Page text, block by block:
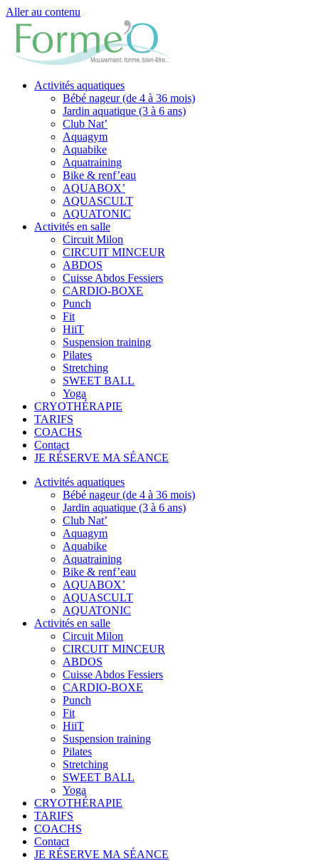
Aller au contenu
Activités aquatiques
Bébé nageur (de 4 à 36 mois)
Jardin aquatique (3 à 6 ans)
Club Nat’
Aquagym
Aquabike
Aquatraining
Bike & renf’eau
AQUABOX’
AQUASCULT
AQUATONIC
Activités en salle
Circuit Milon
CIRCUIT MINCEUR
ABDOS
Cuisse Abdos Fessiers
CARDIO-BOXE
Punch
Fit
HiiT
Suspension training
Pilates
Stretching
SWEET BALL
Yoga
CRYOTHÉRAPIE
TARIFS
COACHS
Contact
JE RÉSERVE MA SÉANCE
Activités aquatiques
Bébé nageur (de 4 à 36 mois)
Jardin aquatique (3 à 6 ans)
Club Nat’
Aquagym
Aquabike
Aquatraining
Bike & renf’eau
AQUABOX’
AQUASCULT
AQUATONIC
Activités en salle
Circuit Milon
CIRCUIT MINCEUR
ABDOS
Cuisse Abdos Fessiers
CARDIO-BOXE
Punch
Fit
HiiT
Suspension training
Pilates
Stretching
SWEET BALL
Yoga
CRYOTHÉRAPIE
TARIFS
COACHS
Contact
JE RÉSERVE MA SÉANCE